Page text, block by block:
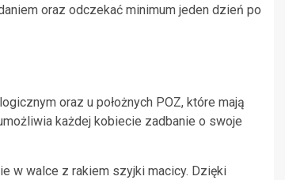
oraz odczekać minimum jeden dzień po
oraz u położnych POZ, które mają
każdej kobiecie zadbanie o swoje
w walce z rakiem szyjki macicy. Dzięki